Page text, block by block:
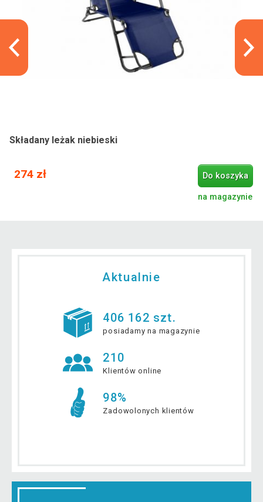
Składany leżak niebieski
274 zł Do koszyka
na magazynie
Aktualnie
406 162 szt.
posiadamy na magazynie
210
Klientów online
98%
Zadowolonych klientów